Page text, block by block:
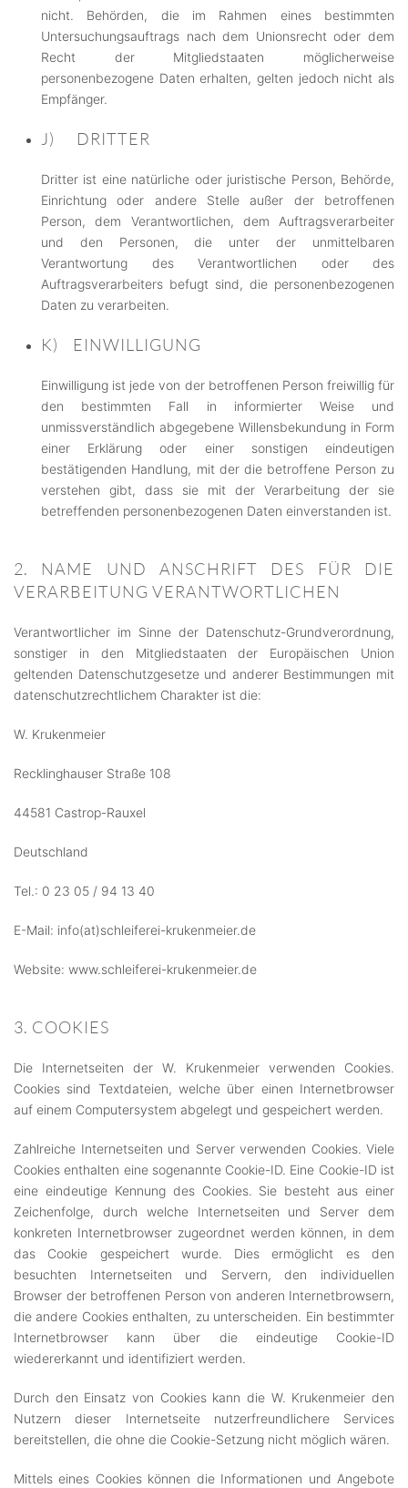
nicht. Behörden, die im Rahmen eines bestimmten
Untersuchungsauftrags nach dem Unionsrecht oder dem
Recht der Mitgliedstaaten möglicherweise
personenbezogene Daten erhalten, gelten jedoch nicht als
Empfänger.
J) DRITTER
Dritter ist eine natürliche oder juristische Person, Behörde,
Einrichtung oder andere Stelle außer der betroffenen
Person, dem Verantwortlichen, dem Auftragsverarbeiter
und den Personen, die unter der unmittelbaren
Verantwortung des Verantwortlichen oder des
Auftragsverarbeiters befugt sind, die personenbezogenen
Daten zu verarbeiten.
K) EINWILLIGUNG
Einwilligung ist jede von der betroffenen Person freiwillig für
den bestimmten Fall in informierter Weise und
unmissverständlich abgegebene Willensbekundung in Form
einer Erklärung oder einer sonstigen eindeutigen
bestätigenden Handlung, mit der die betroffene Person zu
verstehen gibt, dass sie mit der Verarbeitung der sie
betreffenden personenbezogenen Daten einverstanden ist.
2. NAME UND ANSCHRIFT DES FÜR DIE
VERARBEITUNG VERANTWORTLICHEN
Verantwortlicher im Sinne der Datenschutz-Grundverordnung,
sonstiger in den Mitgliedstaaten der Europäischen Union
geltenden Datenschutzgesetze und anderer Bestimmungen mit
datenschutzrechtlichem Charakter ist die:
W. Krukenmeier
Recklinghauser Straße 108
44581 Castrop-Rauxel
Deutschland
Tel.: 0 23 05 / 94 13 40
E-Mail: info(at)schleiferei-krukenmeier.de
Website: www.schleiferei-krukenmeier.de
3. COOKIES
Die Internetseiten der W. Krukenmeier verwenden Cookies.
Cookies sind Textdateien, welche über einen Internetbrowser
auf einem Computersystem abgelegt und gespeichert werden.
Zahlreiche Internetseiten und Server verwenden Cookies. Viele
Cookies enthalten eine sogenannte Cookie-ID. Eine Cookie-ID ist
eine eindeutige Kennung des Cookies. Sie besteht aus einer
Zeichenfolge, durch welche Internetseiten und Server dem
konkreten Internetbrowser zugeordnet werden können, in dem
das Cookie gespeichert wurde. Dies ermöglicht es den
besuchten Internetseiten und Servern, den individuellen
Browser der betroffenen Person von anderen Internetbrowsern,
die andere Cookies enthalten, zu unterscheiden. Ein bestimmter
Internetbrowser kann über die eindeutige Cookie-ID
wiedererkannt und identifiziert werden.
Durch den Einsatz von Cookies kann die W. Krukenmeier den
Nutzern dieser Internetseite nutzerfreundlichere Services
bereitstellen, die ohne die Cookie-Setzung nicht möglich wären.
Mittels eines Cookies können die Informationen und Angebote